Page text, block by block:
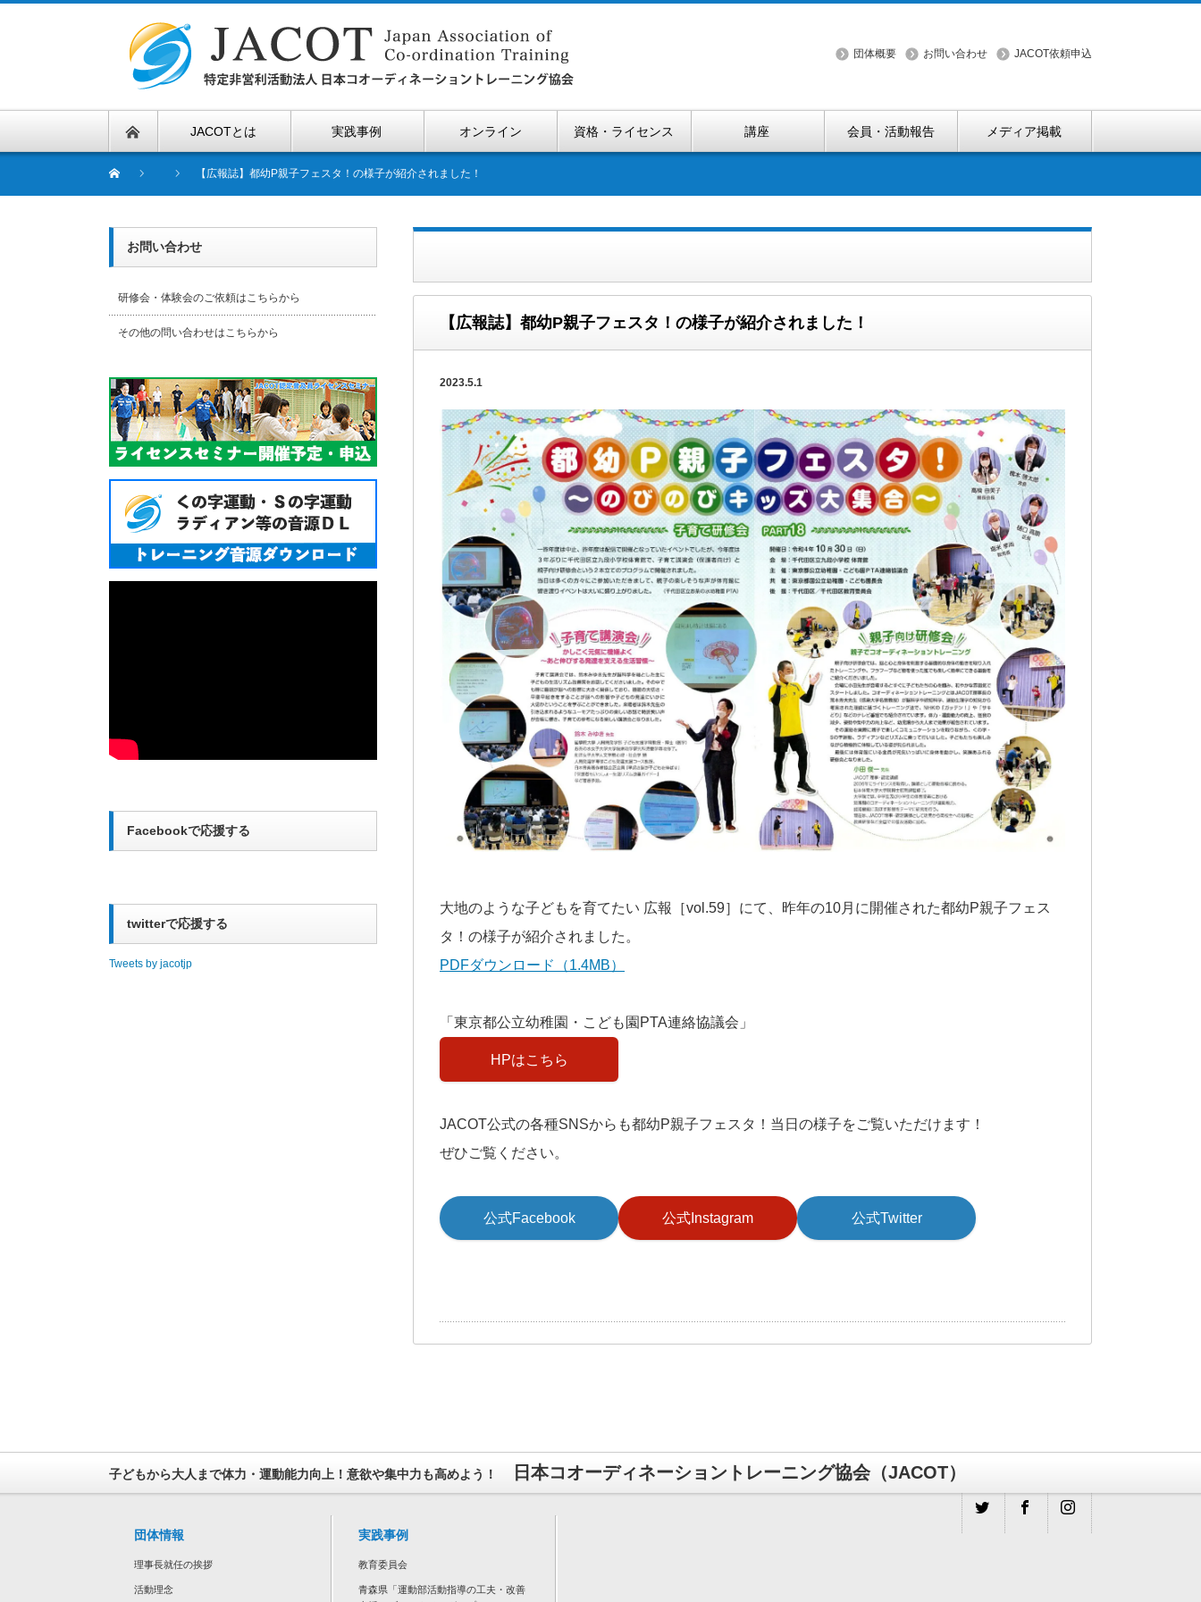
団体概要 お問い合わせ JACOT依頼申込
JACOTとは 実践事例 オンライン 資格・ライセンス 講座 会員・活動報告 メディア掲載
【広報誌】都幼P親子フェスタ！の様子が紹介されました！
【広報誌】都幼P親子フェスタ！の様子が紹介されました！
2023.5.1
大地のような子どもを育てたい 広報［vol.59］にて、昨年の10月に開催された都幼P親子フェス
タ！の様子が紹介されました。
PDFダウンロード（1.4MB）
「東京都公立幼稚園・こども園PTA連絡協議会」
HPはこちら
JACOT公式の各種SNSからも都幼P親子フェスタ！当日の様子をご覧いただけます！
ぜひご覧ください。
公式Facebook 公式Instagram 公式Twitter
お問い合わせ
研修会・体験会のご依頼はこちらから
その他の問い合わせはこちらから
Facebookで応援する
twitterで応援する
Tweets by jacotjp
子どもから大人まで体力・運動能力向上！意欲や集中力も高めよう！ 日本コオーディネーショントレーニング協会（JACOT）
団体情報
理事長就任の挨拶
活動理念
実践事例
教育委員会
青森県「運動部活動指導の工夫・改善